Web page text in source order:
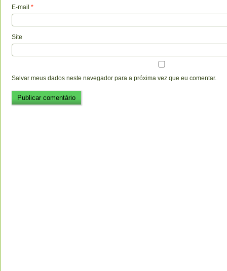
E-mail *
Site
Salvar meus dados neste navegador para a próxima vez que eu comentar.